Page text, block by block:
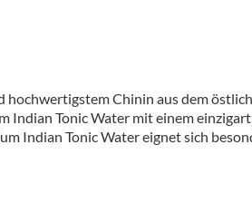
Chinin aus dem
Indian Tonic Water mit einem
Indian Tonic Water eignet sich